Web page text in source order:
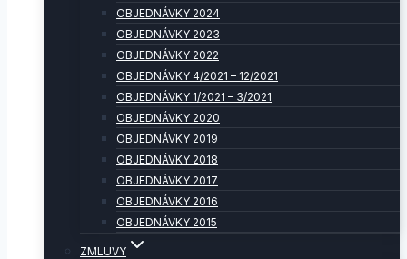
OBJEDNÁVKY 2024
OBJEDNÁVKY 2023
OBJEDNÁVKY 2022
OBJEDNÁVKY 4/2021 – 12/2021
OBJEDNÁVKY 1/2021 – 3/2021
OBJEDNÁVKY 2020
OBJEDNÁVKY 2019
OBJEDNÁVKY 2018
OBJEDNÁVKY 2017
OBJEDNÁVKY 2016
OBJEDNÁVKY 2015
ZMLUVY